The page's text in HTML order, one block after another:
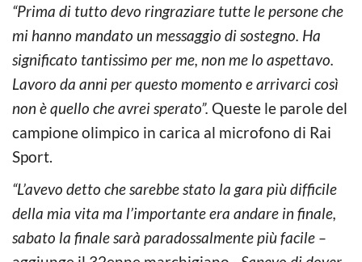
“Prima di tutto devo ringraziare tutte le persone che
mi hanno mandato un messaggio di sostegno. Ha
significato tantissimo per me, non me lo aspettavo.
Lavoro da anni per questo momento e arrivarci così
non è quello che avrei sperato”. Queste le parole del
campione olimpico in carica al microfono di Rai
Sport.
“L’avevo detto che sarebbe stato la gara più difficile
della mia vita ma l’importante era andare in finale,
sabato la finale sarà paradossalmente più facile –